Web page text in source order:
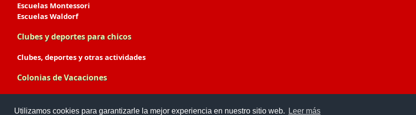
Utilizamos cookies para garantizarle la mejor experiencia en nuestro sitio web. Leer más
Escuelas Montessori
Escuelas Waldorf
Clubes y deportes para chicos
Clubes, deportes y otras actividades
Colonias de Vacaciones